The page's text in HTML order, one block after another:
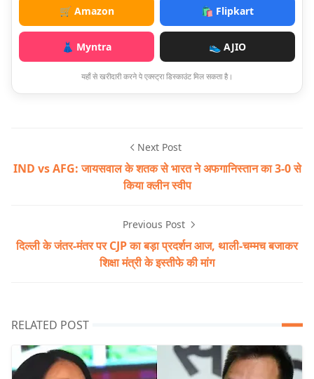
🛒 Amazon 🛍️ Flipkart
👗 Myntra 👟 AJIO
यहाँ से खरीदारी करने पे एक्स्ट्रा डिस्काउंट मिल सकता है।
Next Post
IND vs AFG: जायसवाल के शतक से भारत ने अफगानिस्तान का 3-0 से
किया क्लीन स्वीप
Previous Post
दिल्ली के जंतर-मंतर पर CJP का बड़ा प्रदर्शन आज, थाली-चम्मच बजाकर
शिक्षा मंत्री के इस्तीफे की मांग
RELATED POST